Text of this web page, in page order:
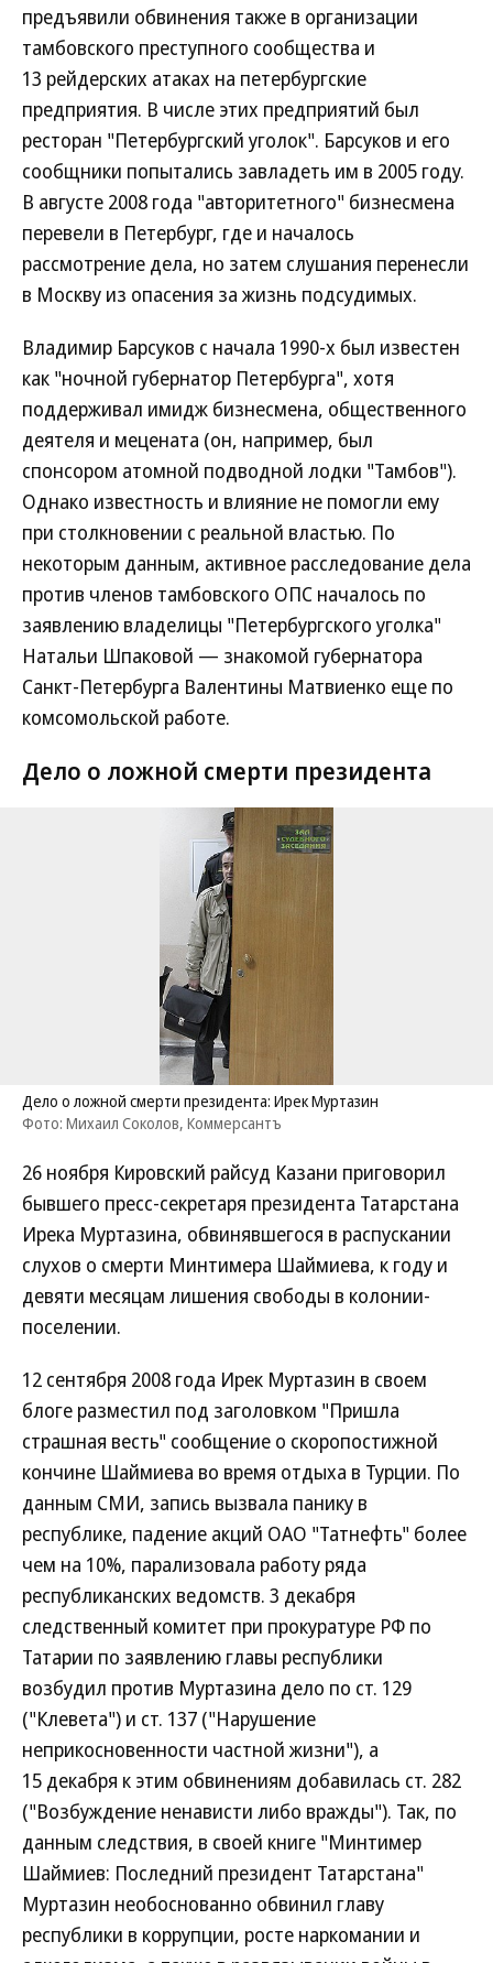
предъявили обвинения также в организации
тамбовского преступного сообщества и
13 рейдерских атаках на петербургские
предприятия. В числе этих предприятий был
ресторан "Петербургский уголок". Барсуков и его
сообщники попытались завладеть им в 2005 году.
В августе 2008 года "авторитетного" бизнесмена
перевели в Петербург, где и началось
рассмотрение дела, но затем слушания перенесли
в Москву из опасения за жизнь подсудимых.
Владимир Барсуков с начала 1990-х был известен
как "ночной губернатор Петербурга", хотя
поддерживал имидж бизнесмена, общественного
деятеля и мецената (он, например, был
спонсором атомной подводной лодки "Тамбов").
Однако известность и влияние не помогли ему
при столкновении с реальной властью. По
некоторым данным, активное расследование дела
против членов тамбовского ОПС началось по
заявлению владелицы "Петербургского уголка"
Натальи Шпаковой — знакомой губернатора
Санкт-Петербурга Валентины Матвиенко еще по
комсомольской работе.
Дело о ложной смерти президента
Дело о ложной смерти президента: Ирек Муртазин
Фото: Михаил Соколов, Коммерсантъ
26 ноября Кировский райсуд Казани приговорил
бывшего пресс-секретаря президента Татарстана
Ирека Муртазина, обвинявшегося в распускании
слухов о смерти Минтимера Шаймиева, к году и
девяти месяцам лишения свободы в колонии-
поселении.
12 сентября 2008 года Ирек Муртазин в своем
блоге разместил под заголовком "Пришла
страшная весть" сообщение о скоропостижной
кончине Шаймиева во время отдыха в Турции. По
данным СМИ, запись вызвала панику в
республике, падение акций ОАО "Татнефть" более
чем на 10%, парализовала работу ряда
республиканских ведомств. 3 декабря
следственный комитет при прокуратуре РФ по
Татарии по заявлению главы республики
возбудил против Муртазина дело по ст. 129
("Клевета") и ст. 137 ("Нарушение
неприкосновенности частной жизни"), а
15 декабря к этим обвинениям добавилась ст. 282
("Возбуждение ненависти либо вражды"). Так, по
данным следствия, в своей книге "Минтимер
Шаймиев: Последний президент Татарстана"
Муртазин необоснованно обвинил главу
республики в коррупции, росте наркомании и